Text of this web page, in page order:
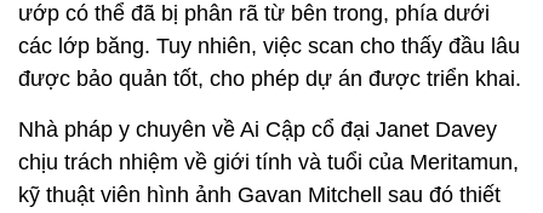
ướp có thể đã bị phân rã từ bên trong, phía dưới
các lớp băng. Tuy nhiên, việc scan cho thấy đầu lâu
được bảo quản tốt, cho phép dự án được triển khai.
Nhà pháp y chuyên về Ai Cập cổ đại Janet Davey
chịu trách nhiệm về giới tính và tuổi của Meritamun,
kỹ thuật viên hình ảnh Gavan Mitchell sau đó thiết